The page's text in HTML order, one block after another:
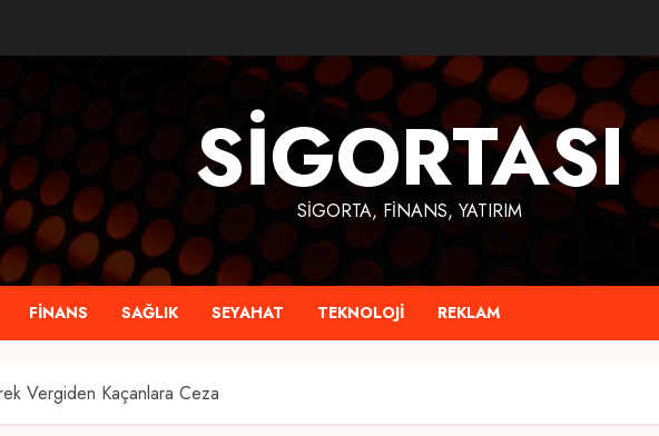
SIGORTASI
SIGORTA, FINANS, YATIRIM
FINANS SAĞLIK SEYAHAT TEKNOLOJI REKLAM
Vergiden Kaçanlara Ceza